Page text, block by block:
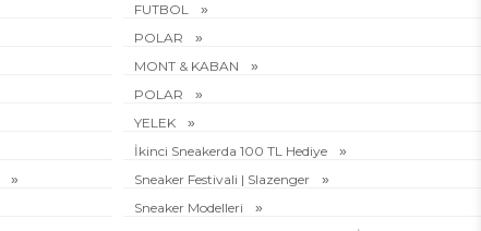
FUTBOL
POLAR
MONT & KABAN
POLAR
YELEK
İkinci Sneakerda 100 TL Hediye
Sneaker Festivali | Slazenger
Sneaker Modelleri